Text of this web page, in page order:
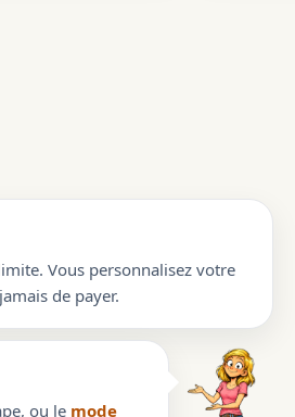
Vous personnalisez votre
de payer.
ou le mode